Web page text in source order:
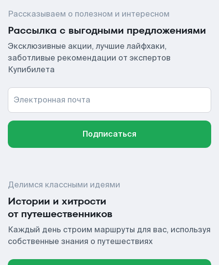
Рассказываем о полезном и интересном
Рассылка с выгодными предложениями
Эксклюзивные акции, лучшие лайфхаки,
заботливые рекомендации от экспертов
Купибилета
Электронная почта
Подписаться
Делимся классными идеями
Истории и хитрости
от путешественников
Каждый день строим маршруты для вас, используя
собственные знания о путешествиях